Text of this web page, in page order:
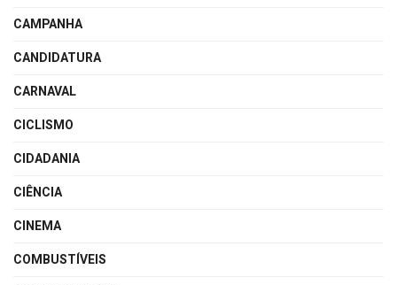
CAMPANHA
CANDIDATURA
CARNAVAL
CICLISMO
CIDADANIA
CIÊNCIA
CINEMA
COMBUSTÍVEIS